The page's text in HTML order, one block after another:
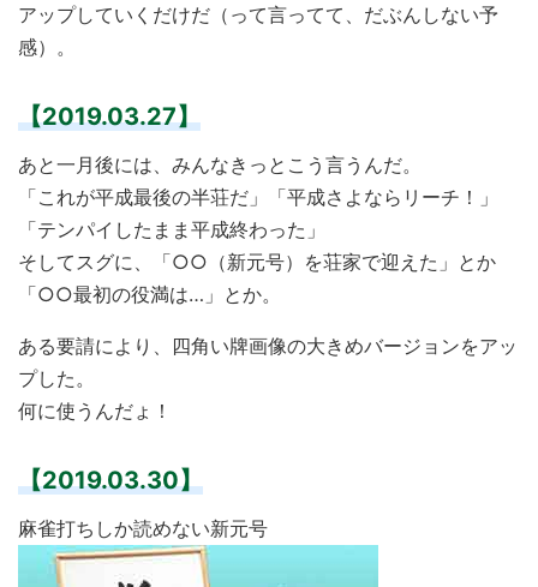
アップしていくだけだ（って言ってて、だぶんしない予
感）。
【2019.03.27】
あと一月後には、みんなきっとこう言うんだ。
「これが平成最後の半荘だ」「平成さよならリーチ！」
「テンパイしたまま平成終わった」
そしてスグに、「○○（新元号）を荘家で迎えた」とか
「○○最初の役満は…」とか。
ある要請により、四角い牌画像の大きめバージョンをアッ
プした。
何に使うんだょ！
【2019.03.30】
麻雀打ちしか読めない新元号